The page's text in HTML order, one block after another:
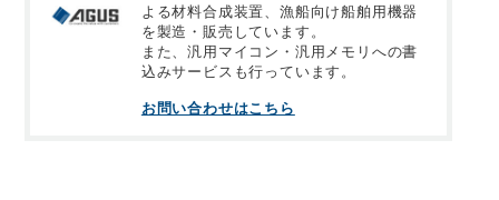
よる材料合成装置、漁船向け船舶用機器
を製造・販売しています。
また、汎用マイコン・汎用メモリへの書
込みサービスも行っています。
お問い合わせはこちら